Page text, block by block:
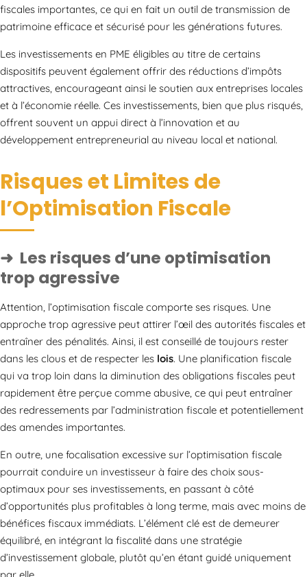
fiscales importantes, ce qui en fait un outil de transmission de
patrimoine efficace et sécurisé pour les générations futures.
Les investissements en PME éligibles au titre de certains
dispositifs peuvent également offrir des réductions d’impôts
attractives, encourageant ainsi le soutien aux entreprises locales
et à l’économie réelle. Ces investissements, bien que plus risqués,
offrent souvent un appui direct à l’innovation et au
développement entrepreneurial au niveau local et national.
Risques et Limites de
l’Optimisation Fiscale
Les risques d’une optimisation
trop agressive
Attention, l’optimisation fiscale comporte ses risques. Une
approche trop agressive peut attirer l’œil des autorités fiscales et
entraîner des pénalités. Ainsi, il est conseillé de toujours rester
dans les clous et de respecter les lois. Une planification fiscale
qui va trop loin dans la diminution des obligations fiscales peut
rapidement être perçue comme abusive, ce qui peut entraîner
des redressements par l’administration fiscale et potentiellement
des amendes importantes.
En outre, une focalisation excessive sur l’optimisation fiscale
pourrait conduire un investisseur à faire des choix sous-
optimaux pour ses investissements, en passant à côté
d’opportunités plus profitables à long terme, mais avec moins de
bénéfices fiscaux immédiats. L’élément clé est de demeurer
équilibré, en intégrant la fiscalité dans une stratégie
d’investissement globale, plutôt qu’en étant guidé uniquement